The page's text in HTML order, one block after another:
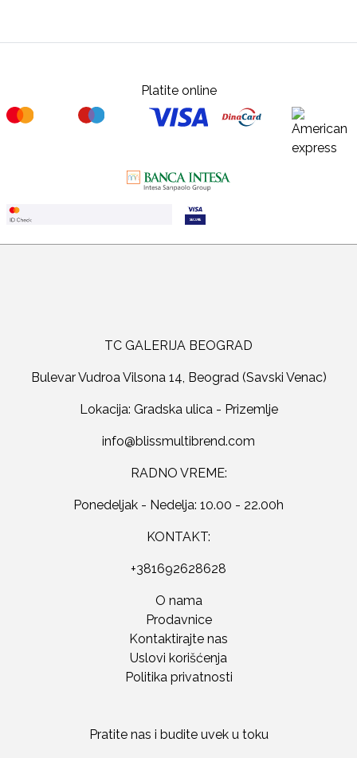
Platite online
TC GALERIJA BEOGRAD
Bulevar Vudroa Vilsona 14, Beograd (Savski Venac)
Lokacija: Gradska ulica - Prizemlje
RADNO VREME:
Ponedeljak - Nedelja: 10.00 - 22.00h
KONTAKT:
+381692628628
O nama
Prodavnice
Kontaktirajte nas
Uslovi korišćenja
Politika privatnosti
Pratite nas i budite uvek u toku